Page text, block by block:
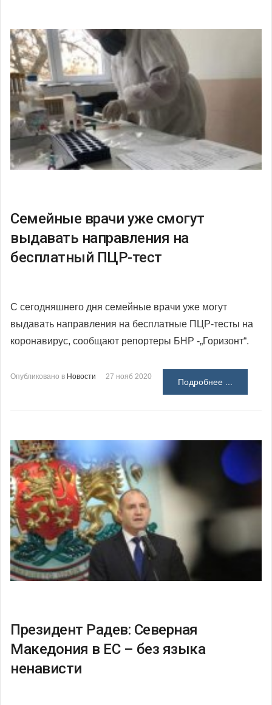
Семейные врачи уже смогут
выдавать направления на
бесплатный ПЦР-тест
С сегодняшнего дня семейные врачи уже могут
выдавать направления на бесплатные ПЦР-тесты на
коронавирус, сообщают репортеры БНР -„Горизонт“.
Опубликовано в Новости 27 нояб 2020
Подробнее ...
Президент Радев: Северная
Македония в ЕС – без языка
ненависти